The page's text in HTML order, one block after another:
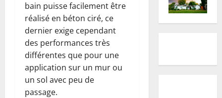
bain puisse facilement être
réalisé en béton ciré, ce
dernier exige cependant
des performances très
différentes que pour une
application sur un mur ou
un sol avec peu de
passage.